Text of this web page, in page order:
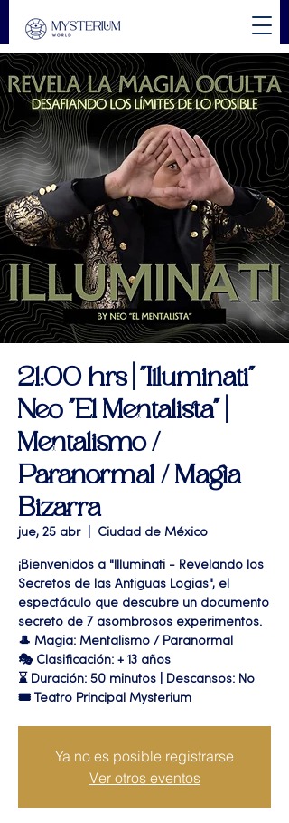
21:00 hrs | "Illuminati"
Neo "El Mentalista" |
Mentalismo /
Paranormal / Magia
Bizarra
jue, 25 abr
  |
Ciudad de México
¡Bienvenidos a "Illuminati - Revelando los
Secretos de las Antiguas Logias", el
espectáculo que descubre un documento
secreto de 7 asombrosos experimentos.
🎩 Magia: Mentalismo / Paranormal
🎭 Clasificación: + 13 años
⌛ Duración: 50 minutos | Descansos: No
🎟 Teatro Principal Mysterium
Ya no es posible registrarse
Ver otros eventos